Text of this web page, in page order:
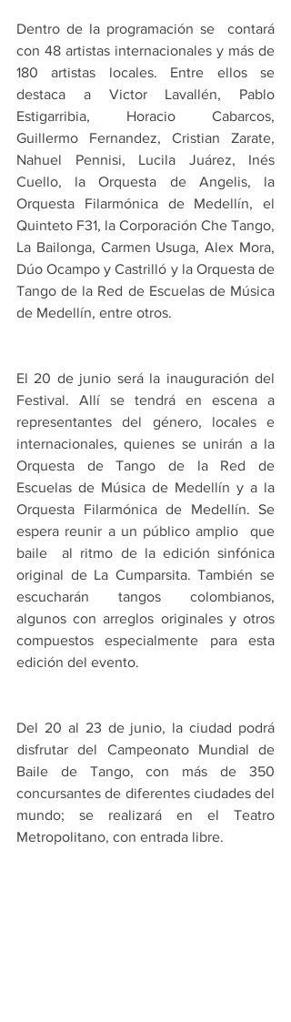
Dentro de la programación se  contará
con 48 artistas internacionales y más de
180 artistas locales. Entre ellos se
destaca a Victor Lavallén, Pablo
Estigarribia, Horacio Cabarcos,
Guillermo Fernandez, Cristian Zarate,
Nahuel Pennisi, Lucila Juárez, Inés
Cuello, la Orquesta de Angelis, la
Orquesta Filarmónica de Medellín, el
Quinteto F31, la Corporación Che Tango,
La Bailonga, Carmen Usuga, Alex Mora,
Dúo Ocampo y Castrilló y la Orquesta de
Tango de la Red de Escuelas de Música
de Medellín, entre otros.
El 20 de junio será la inauguración del
Festival. Allí se tendrá en escena a
representantes del género, locales e
internacionales, quienes se unirán a la
Orquesta de Tango de la Red de
Escuelas de Música de Medellín y a la
Orquesta Filarmónica de Medellín. Se
espera reunir a un público amplio  que
baile  al ritmo de la edición sinfónica
original de La Cumparsita. También se
escucharán tangos colombianos,
algunos con arreglos originales y otros
compuestos especialmente para esta
edición del evento.
Del 20 al 23 de junio, la ciudad podrá
disfrutar del Campeonato Mundial de
Baile de Tango, con más de 350
concursantes de diferentes ciudades del
mundo; se realizará en el Teatro
Metropolitano, con entrada libre.